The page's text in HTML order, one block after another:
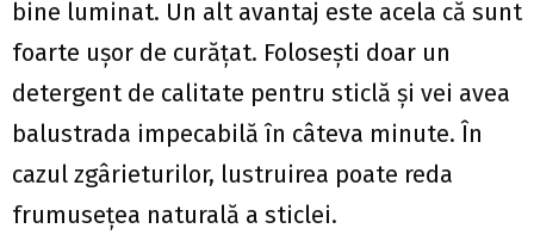
bine luminat. Un alt avantaj este acela că sunt
foarte ușor de curățat. Folosești doar un
detergent de calitate pentru sticlă și vei avea
balustrada impecabilă în câteva minute. În
cazul zgârieturilor, lustruirea poate reda
frumusețea naturală a sticlei.